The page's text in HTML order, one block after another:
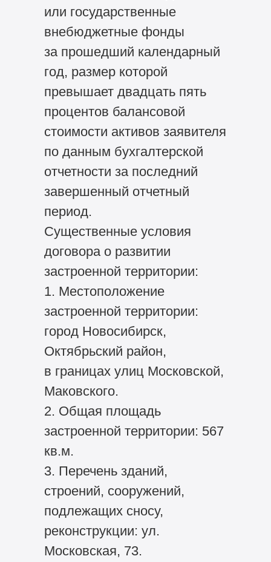
или государственные
внебюджетные фонды
за прошедший календарный
год, размер которой
превышает двадцать пять
процентов балансовой
стоимости активов заявителя
по данным бухгалтерской
отчетности за последний
завершенный отчетный
период.
Существенные условия
договора о развитии
застроенной территории:
1. Местоположение
застроенной территории:
город Новосибирск,
Октябрьский район,
в границах улиц Московской,
Маковского.
2. Общая площадь
застроенной территории: 567
кв.м.
3. Перечень зданий,
строений, сооружений,
подлежащих сносу,
реконструкции: ул.
Московская, 73.